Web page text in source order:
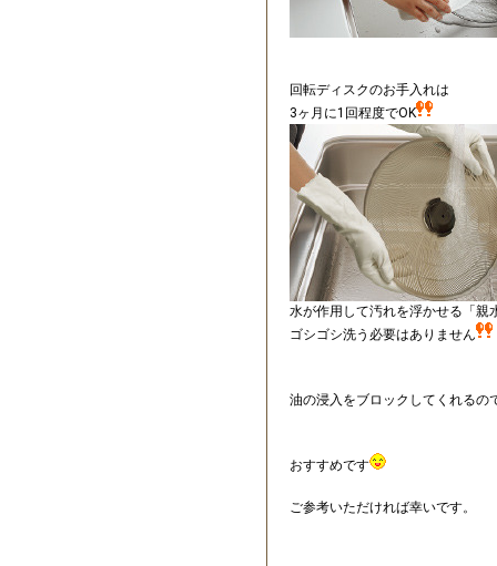
回転ディスクのお手入れは
3ヶ月に1回程度でOK
水が作用して汚れを浮かせる「親
ゴシゴシ洗う必要はありません
油の浸入をブロックしてくれるの
おすすめです
ご参考いただければ幸いです。